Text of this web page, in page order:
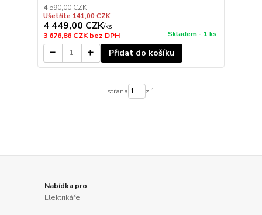
4 590,00 CZK
Ušetříte 141,00 CZK
4 449,00 CZK/ks
3 676,86 CZKbez DPH Skladem - 1 ks
Přidat do košíku
strana z 1
Nabídka pro
Elektrikáře